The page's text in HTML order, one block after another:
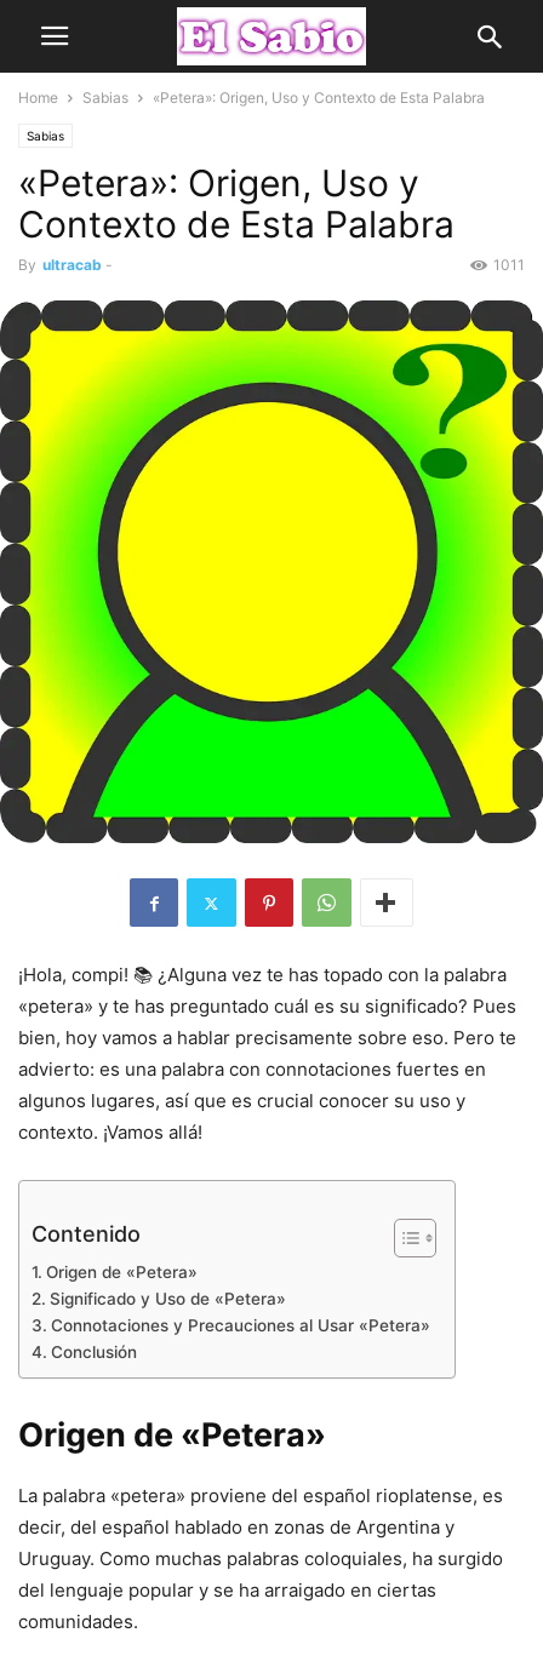
Home Sabias «Petera»: Origen, Uso y Contexto de Esta Palabra
Sabias
«Petera»: Origen, Uso y
Contexto de Esta Palabra
By ultracab - 1011
¡Hola, compi! 📚 ¿Alguna vez te has topado con la palabra
«petera» y te has preguntado cuál es su significado? Pues
bien, hoy vamos a hablar precisamente sobre eso. Pero te
advierto: es una palabra con connotaciones fuertes en
algunos lugares, así que es crucial conocer su uso y
contexto. ¡Vamos allá!
Contenido
Origen de «Petera»
Significado y Uso de «Petera»
Connotaciones y Precauciones al Usar «Petera»
Conclusión
Origen de «Petera»
La palabra «petera» proviene del español rioplatense, es
decir, del español hablado en zonas de Argentina y
Uruguay. Como muchas palabras coloquiales, ha surgido
del lenguaje popular y se ha arraigado en ciertas
comunidades.